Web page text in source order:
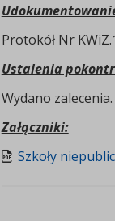
Protokół Nr
Ustalenia
Wydano zalecenia.
Załączniki:
Szkoły